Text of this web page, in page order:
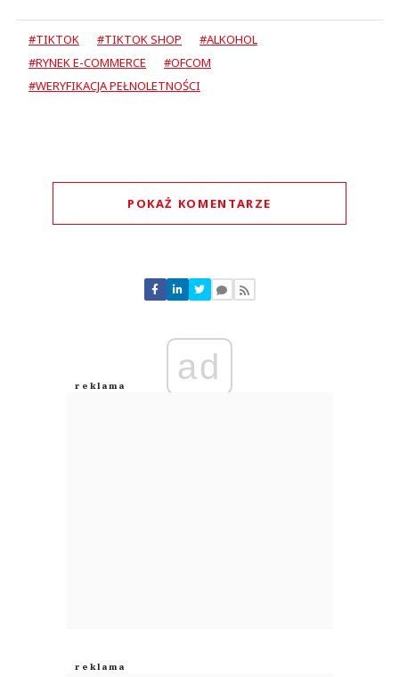
#TIKTOK #TIKTOK SHOP
#ALKOHOL
#RYNEK E-COMMERCE
#OFCOM
#WERYFIKACJA PEŁNOLETNOŚCI
POKAŻ KOMENTARZE
Nie znaleziono komentarzy
Zostaw swoje komentarze
Anuluj
ad